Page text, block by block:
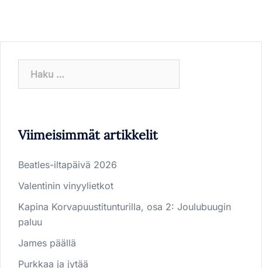
Viimeisimmät artikkelit
Beatles-iltapäivä 2026
Valentinin vinyylietkot
Kapina Korvapuustitunturilla, osa 2: Joulubuugin
paluu
James päällä
Purkkaa ja jytää